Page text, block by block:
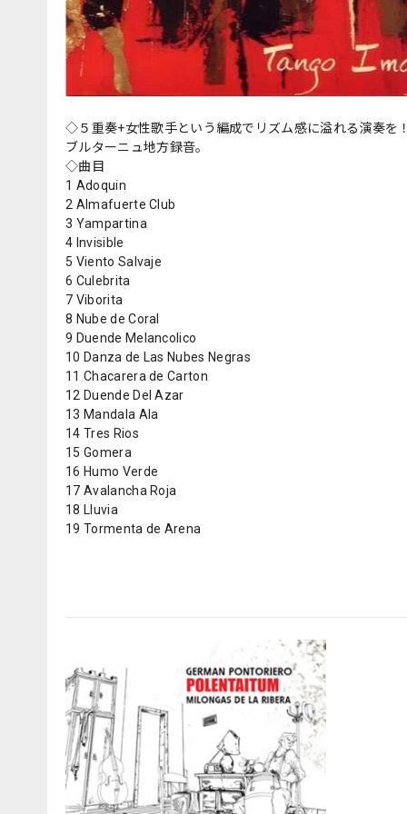
◇５重奏+女性歌手という編成でリズム感に溢れる演奏
ブルターニュ地方録音。
◇曲目
1 Adoquin
2 Almafuerte Club
3 Yampartina
4 Invisible
5 Viento Salvaje
6 Culebrita
7 Viborita
8 Nube de Coral
9 Duende Melancolico
10 Danza de Las Nubes Negras
11 Chacarera de Carton
12 Duende Del Azar
13 Mandala Ala
14 Tres Rios
15 Gomera
16 Humo Verde
17 Avalancha Roja
18 Lluvia
19 Tormenta de Arena